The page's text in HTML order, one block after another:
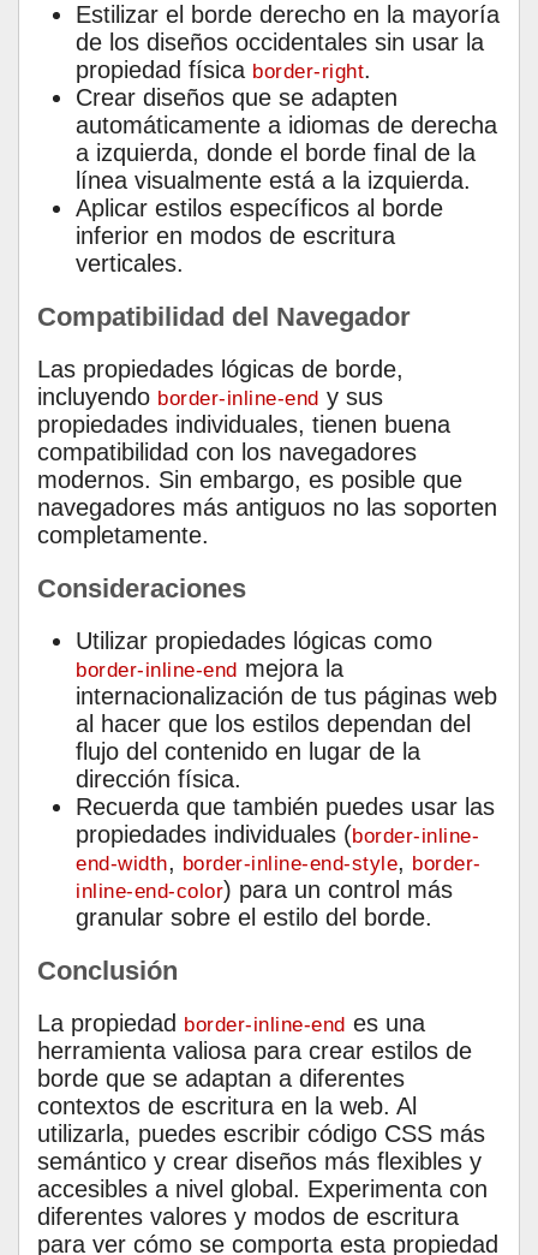
Estilizar el borde derecho en la mayoría
de los diseños occidentales sin usar la
propiedad física border-right.
Crear diseños que se adapten
automáticamente a idiomas de derecha
a izquierda, donde el borde final de la
línea visualmente está a la izquierda.
Aplicar estilos específicos al borde
inferior en modos de escritura
verticales.
Compatibilidad del Navegador
Las propiedades lógicas de borde,
incluyendo border-inline-end y sus
propiedades individuales, tienen buena
compatibilidad con los navegadores
modernos. Sin embargo, es posible que
navegadores más antiguos no las soporten
completamente.
Consideraciones
Utilizar propiedades lógicas como
border-inline-end mejora la
internacionalización de tus páginas web
al hacer que los estilos dependan del
flujo del contenido en lugar de la
dirección física.
Recuerda que también puedes usar las
propiedades individuales (border-inline-
end-width, border-inline-end-style, border-
inline-end-color) para un control más
granular sobre el estilo del borde.
Conclusión
La propiedad border-inline-end es una
herramienta valiosa para crear estilos de
borde que se adaptan a diferentes
contextos de escritura en la web. Al
utilizarla, puedes escribir código CSS más
semántico y crear diseños más flexibles y
accesibles a nivel global. Experimenta con
diferentes valores y modos de escritura
para ver cómo se comporta esta propiedad